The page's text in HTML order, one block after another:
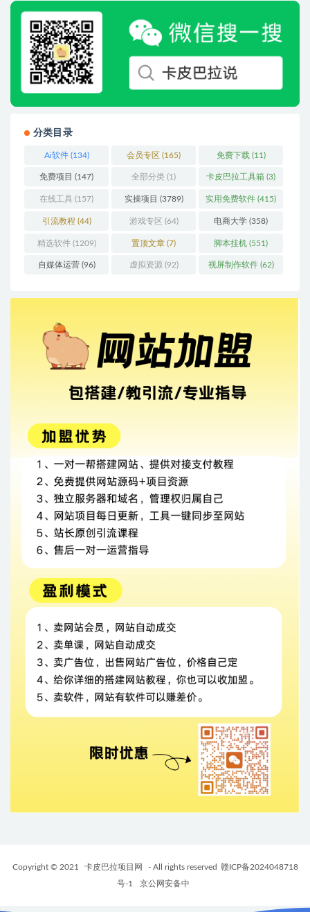
分类目录
Ai软件(134) 会员专区 (165) 免费下载 (11)
免费项目 (147) 全部分类 (1) 卡皮巴拉工具箱 (3)
在线工具 (157) 实操项目 (3789) 实用免费软件 (415)
引流教程 (44) 游戏专区 (64) 电商大学 (358)
精选软件(1209) 置顶文章 (7) 脚本挂机 (551)
自媒体运营(96) 虚拟资源(92) 视屏制作软件(62)
Copyright © 2021 卡皮巴拉项目网 - All rights reserved
赣ICP备2024048718
号-1
京公网安备中